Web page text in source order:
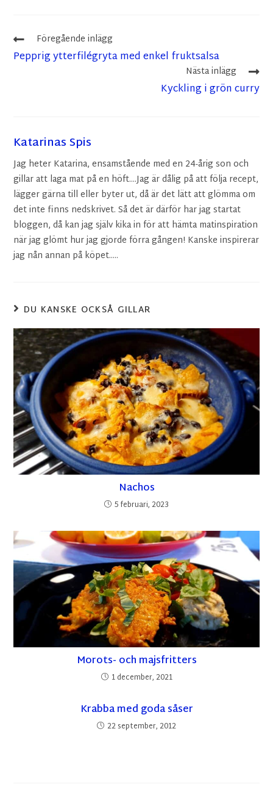
Föregående inlägg
Pepprig ytterfilégryta med enkel fruktsalsa
Nästa inlägg
Kyckling i grön curry
Katarinas Spis
Jag heter Katarina, ensamstående med en 24-årig son och
gillar att laga mat på en höft....Jag är dålig på att följa recept,
lägger gärna till eller byter ut, då är det lätt att glömma om
det inte finns nedskrivet. Så det är därför har jag startat
bloggen, då kan jag själv kika in för att hämta matinspiration
när jag glömt hur jag gjorde förra gången! Kanske inspirerar
jag nån annan på köpet.....
DU KANSKE OCKSÅ GILLAR
Nachos
5 februari, 2023
Morots- och majsfritters
1 december, 2021
Krabba med goda såser
22 september, 2012